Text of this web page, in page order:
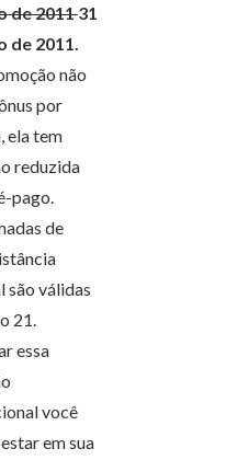
de 2011 31
de 2011.
não
por
ela tem
reduzida
pago.
de
são válidas
21.
essa
você
em sua